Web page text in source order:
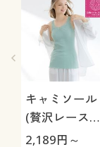
キャミソール
(贅沢レースに
やわらかな着
2,189円～